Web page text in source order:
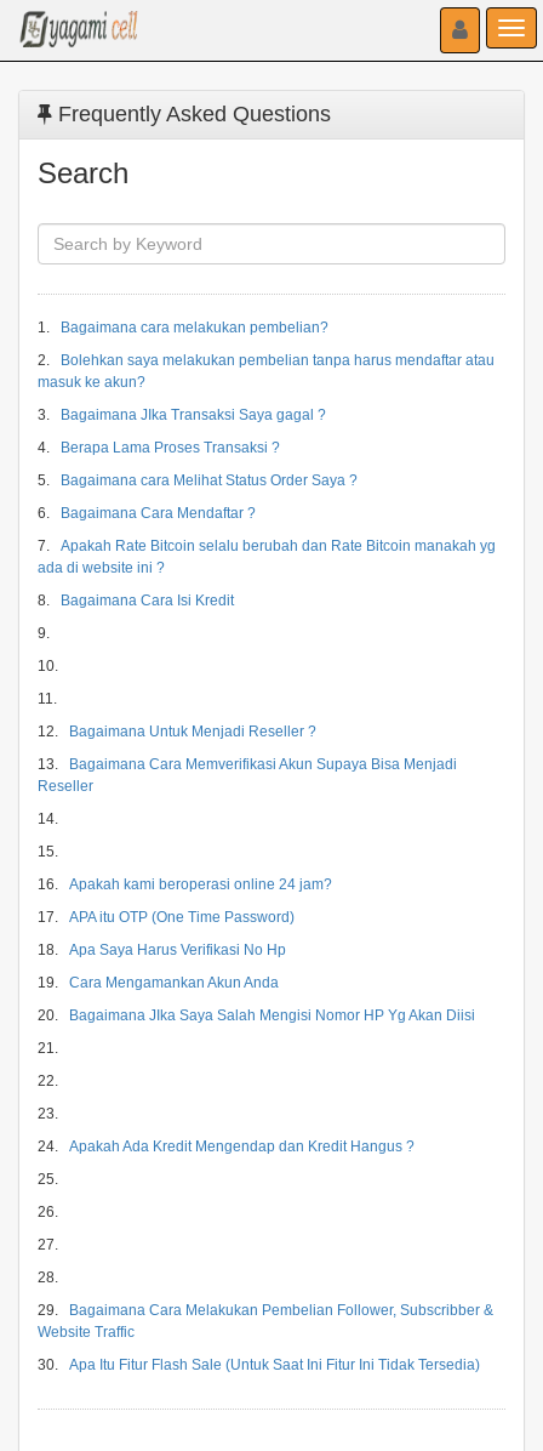
Toggle
Frequently Asked Questions
Search
1.
Bagaimana cara melakukan pembelian?
2.
Bolehkan saya melakukan pembelian tanpa harus mendaftar atau
masuk ke akun?
3.
Bagaimana JIka Transaksi Saya gagal ?
4.
Berapa Lama Proses Transaksi ?
5.
Bagaimana cara Melihat Status Order Saya ?
6.
Bagaimana Cara Mendaftar ?
7.
Apakah Rate Bitcoin selalu berubah dan Rate Bitcoin manakah yg
ada di website ini ?
8.
Bagaimana Cara Isi Kredit
9.
10.
11.
12.
Bagaimana Untuk Menjadi Reseller ?
13.
Bagaimana Cara Memverifikasi Akun Supaya Bisa Menjadi
Reseller
14.
15.
16.
Apakah kami beroperasi online 24 jam?
17.
APA itu OTP (One Time Password)
18.
Apa Saya Harus Verifikasi No Hp
19.
Cara Mengamankan Akun Anda
20.
Bagaimana JIka Saya Salah Mengisi Nomor HP Yg Akan Diisi
21.
22.
23.
24.
Apakah Ada Kredit Mengendap dan Kredit Hangus ?
25.
26.
27.
28.
29.
Bagaimana Cara Melakukan Pembelian Follower, Subscribber &
Website Traffic
30.
Apa Itu Fitur Flash Sale (Untuk Saat Ini Fitur Ini Tidak Tersedia)